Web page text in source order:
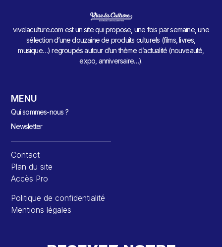
vivelaculture.com est un site qui propose, une fois par semaine, une
sélection d’une douzaine de produits culturels (films, livres,
musique…) regroupés autour d’un thème d’actualité (nouveauté,
expo, anniversaire…).
MENU
Qui sommes-nous ?
Newsletter
Contact
Plan du site
Accès Pro
Politique de confidentialité
Mentions légales